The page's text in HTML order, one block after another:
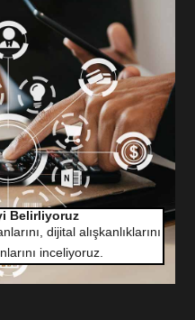
Belirliyoruz
dijital alışkanlıklarını
inceliyoruz.